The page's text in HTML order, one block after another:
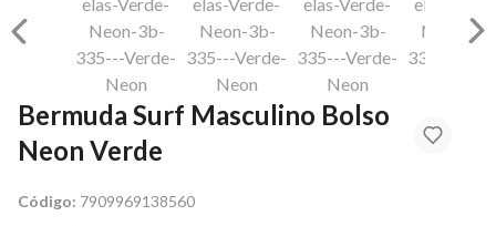
Bermuda Surf Masculino Bolso
Neon Verde
Código: 7909969138560